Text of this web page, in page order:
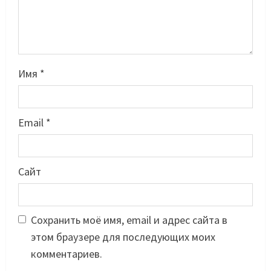
Имя *
Email *
Сайт
Сохранить моё имя, email и адрес сайта в
этом браузере для последующих моих
комментариев.
Лионель Мессидің әкесі қайтыс
Басты жаңалық Футбол
Дастан Сәтпаев «Челси» сапында
алғашқы трофейін жеңіп алды